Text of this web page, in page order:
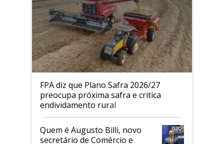
FPA diz que Plano Safra 2026/27
preocupa próxima safra e critica
endividamento rural
Quem é Augusto Billi, novo
secretário de Comércio e